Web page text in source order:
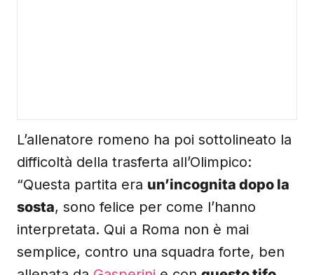
L’allenatore romeno ha poi sottolineato la
difficoltà della trasferta all’Olimpico:
“Questa partita era un’incognita dopo la
sosta, sono felice per come l’hanno
interpretata. Qui a Roma non è mai
semplice, contro una squadra forte, ben